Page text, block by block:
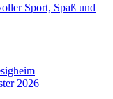
Sport, Spaß und
2026